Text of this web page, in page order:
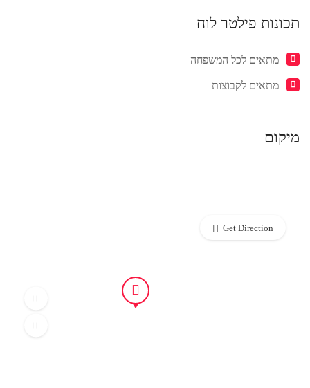
תכונות פילטר לוח
מתאים לכל המשפחה
מתאים לקבוצות
מיקום
Get Direction